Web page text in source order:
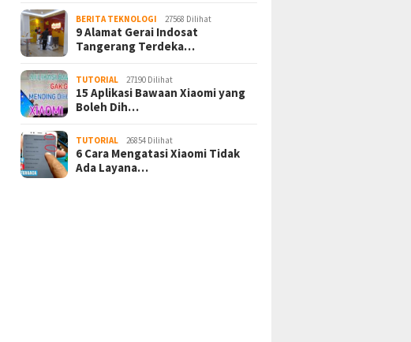
BERITA TEKNOLOGI 27568 Dilihat
9 Alamat Gerai Indosat
Tangerang Terdeka…
TUTORIAL 27190 Dilihat
15 Aplikasi Bawaan Xiaomi yang
Boleh Dih…
TUTORIAL 26854 Dilihat
6 Cara Mengatasi Xiaomi Tidak
Ada Layana…